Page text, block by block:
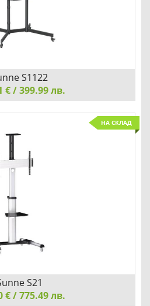
S1122
€ / 399.99 лв.
НА СКЛАД
S21
€ / 775.49 лв.